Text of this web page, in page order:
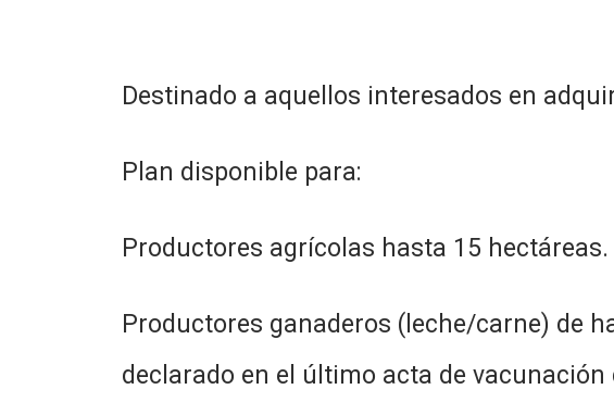
Destinado a aquellos interesados en
Plan disponible para:
Productores agrícolas hasta 15 hectáreas.
Productores ganaderos (leche/carne) de
declarado en el último acta de vacunación